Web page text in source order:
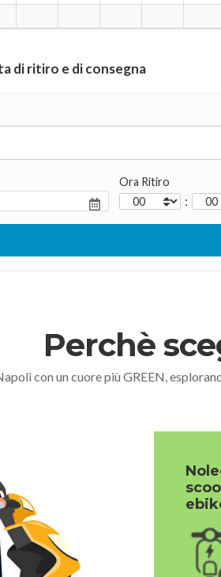
di ritiro e di consegna
Ora Ritiro
:
Perchè
con un cuore più GREEN,